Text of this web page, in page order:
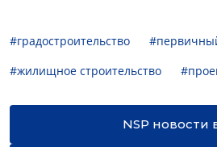
#градостроительство
#жилищное строительство
NSP новости